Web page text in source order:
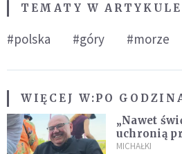
TEMATY W ARTYKULE
#polska #góry #morze
WIĘCEJ W:PO
„Nawet
uchronią
MICHAŁKI